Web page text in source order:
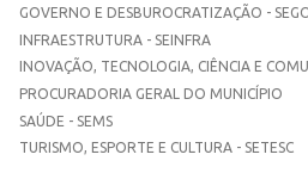
GOVERNO E DESBUROCRATIZAÇÃO -
INFRAESTRUTURA - SEINFRA
INOVAÇÃO, TECNOLOGIA, CIÊNCIA E
PROCURADORIA GERAL DO MUNICÍPIO
SAÚDE - SEMS
TURISMO, ESPORTE E CULTURA - SETESC